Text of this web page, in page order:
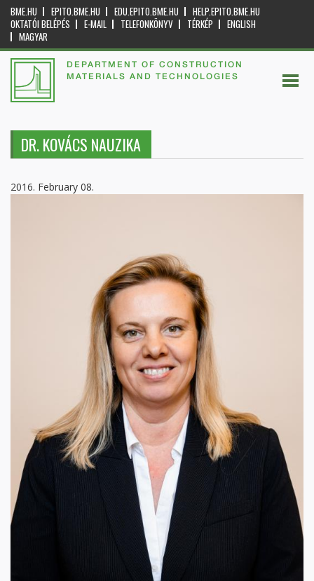
BME.HU EPITO.BME.HU EDU.EPITO.BME.HU
HELP.EPITO.BME.HU
OKTATÓI BELÉPÉS
E-MAIL TELEFONKÖNYV TÉRKÉP
ENGLISH
MAGYAR
DEPARTMENT OF CONSTRUCTION
MATERIALS AND TECHNOLOGIES
DR. KOVÁCS NAUZIKA
2016. February 08.